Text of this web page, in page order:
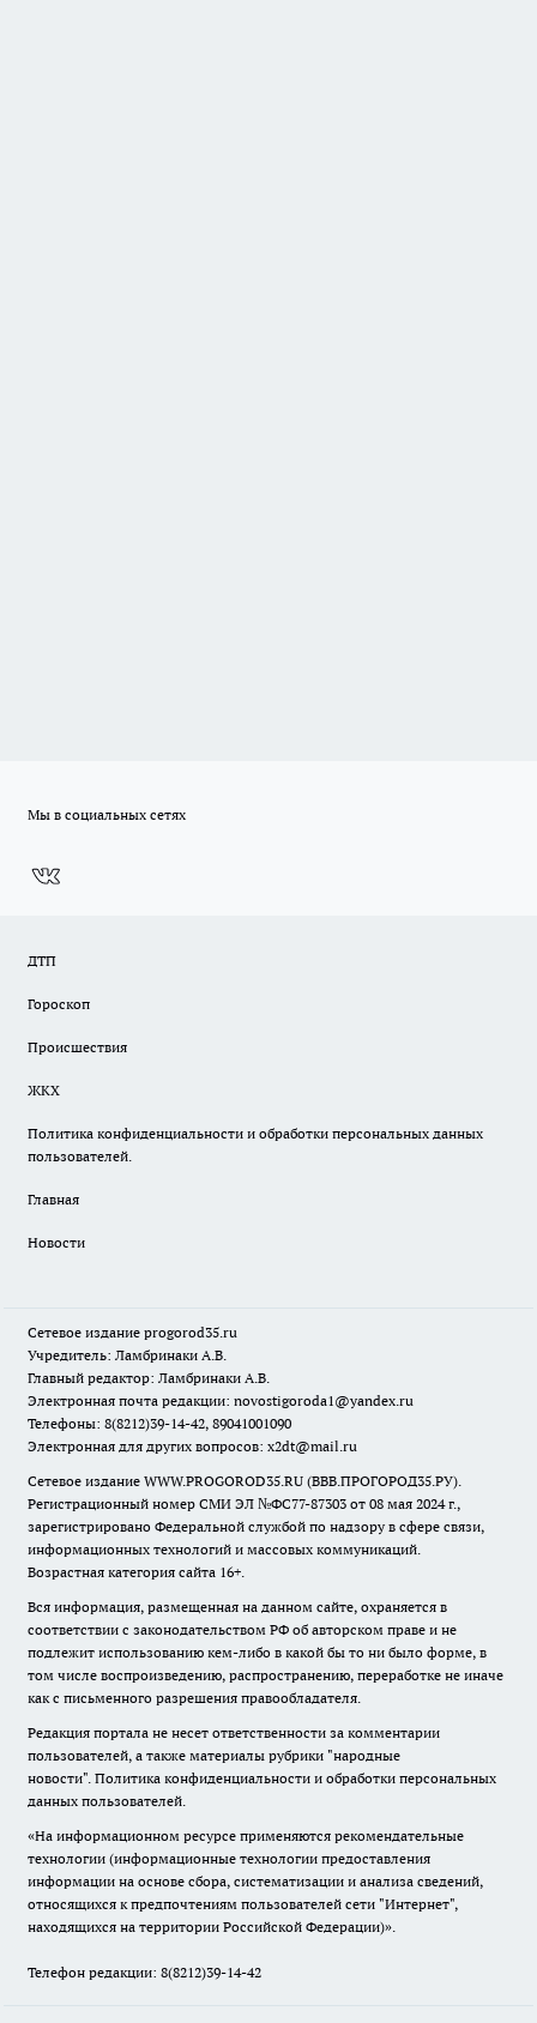
Мы в социальных сетях
ДТП
Гороскоп
Происшествия
ЖКХ
Политика конфиденциальности и обработки персональных данных
пользователей.
Главная
Новости
Сетевое издание progorod35.ru
Учредитель: Ламбринаки А.В.
Главный редактор: Ламбринаки А.В.
Электронная почта редакции: novostigoroda1@yandex.ru
Телефоны: 8(8212)39-14-42, 89041001090
Электронная для других вопросов: x2dt@mail.ru
Сетевое издание WWW.PROGOROD35.RU (ВВВ.ПРОГОРОД35.РУ).
Регистрационный номер СМИ ЭЛ №ФС77-87303 от 08 мая 2024 г.,
зарегистрировано Федеральной службой по надзору в сфере связи,
информационных технологий и массовых коммуникаций.
Возрастная категория сайта 16+.
Вся информация, размещенная на данном сайте, охраняется в
соответствии с законодательством РФ об авторском праве и не
подлежит использованию кем-либо в какой бы то ни было форме, в
том числе воспроизведению, распространению, переработке не иначе
как с письменного разрешения правообладателя.
Редакция портала не несет ответственности за комментарии
пользователей, а также материалы рубрики "народные
новости". Политика конфиденциальности и обработки персональных
данных пользователей.
«На информационном ресурсе применяются рекомендательные
технологии (информационные технологии предоставления
информации на основе сбора, систематизации и анализа сведений,
относящихся к предпочтениям пользователей сети "Интернет",
находящихся на территории Российской Федерации)».
Телефон редакции: 8(8212)39-14-42